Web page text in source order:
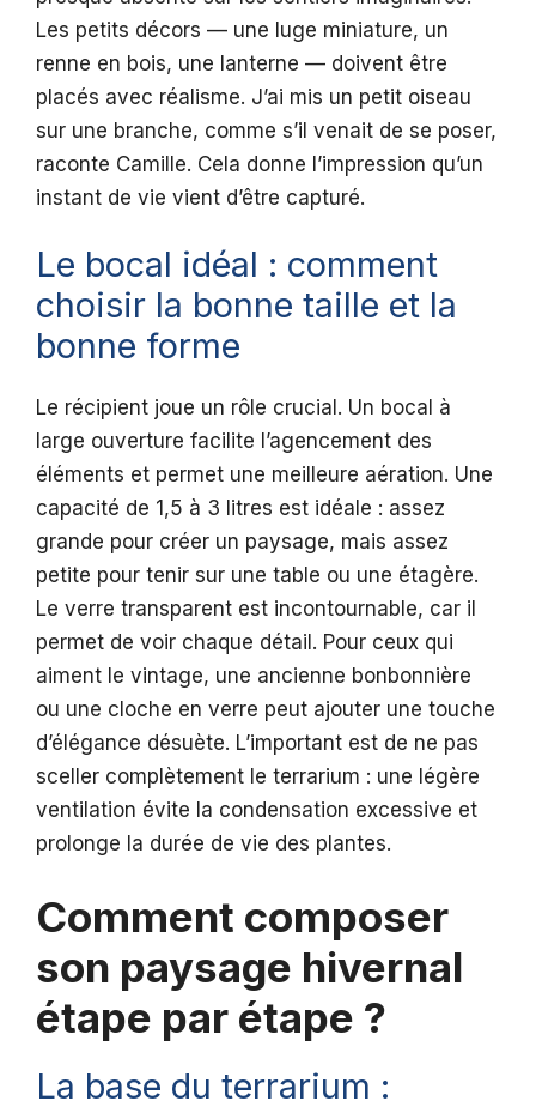
Les petits décors — une luge miniature, un
renne en bois, une lanterne — doivent être
placés avec réalisme. J’ai mis un petit oiseau
sur une branche, comme s’il venait de se poser,
raconte Camille. Cela donne l’impression qu’un
instant de vie vient d’être capturé.
Le bocal idéal : comment
choisir la bonne taille et la
bonne forme
Le récipient joue un rôle crucial. Un bocal à
large ouverture facilite l’agencement des
éléments et permet une meilleure aération. Une
capacité de 1,5 à 3 litres est idéale : assez
grande pour créer un paysage, mais assez
petite pour tenir sur une table ou une étagère.
Le verre transparent est incontournable, car il
permet de voir chaque détail. Pour ceux qui
aiment le vintage, une ancienne bonbonnière
ou une cloche en verre peut ajouter une touche
d’élégance désuète. L’important est de ne pas
sceller complètement le terrarium : une légère
ventilation évite la condensation excessive et
prolonge la durée de vie des plantes.
Comment composer
son paysage hivernal
étape par étape ?
La base du terrarium :